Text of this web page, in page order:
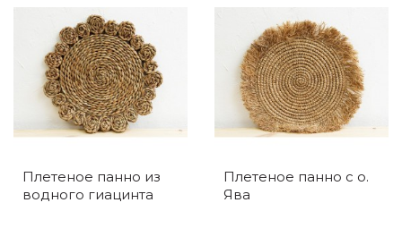
Плетеное панно из
водного гиацинта
Плетеное панно с о.
Ява